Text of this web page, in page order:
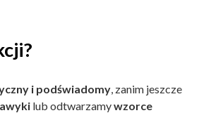
i podświadomy, zanim jeszcze
lub odtwarzamywzorce